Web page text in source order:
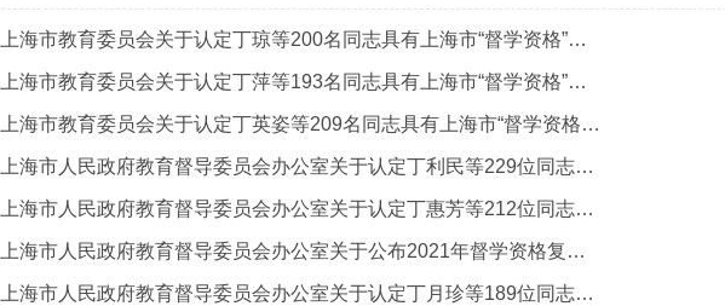
上海市教育委员会关于认定丁琼等200名同志具有上海市“督学资格”的通...
上海市教育委员会关于认定丁萍等193名同志具有上海市“督学资格”的通...
上海市教育委员会关于认定丁英姿等209名同志具有上海市“督学资格”的...
上海市人民政府教育督导委员会办公室关于认定丁利民等229位同志具有上...
上海市人民政府教育督导委员会办公室关于认定丁惠芳等212位同志具有上...
上海市人民政府教育督导委员会办公室关于公布2021年督学资格复检通过...
上海市人民政府教育督导委员会办公室关于认定丁月珍等189位同志具有上...